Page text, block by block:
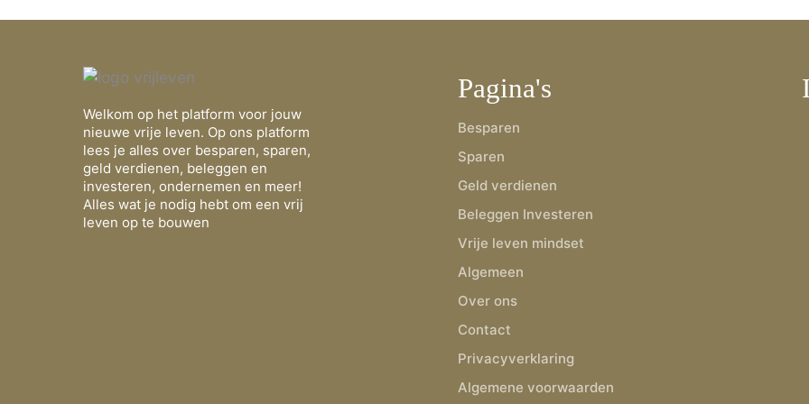
Welkom op het platform voor jouw
nieuwe vrije leven. Op ons platform
lees je alles over besparen, sparen,
geld verdienen, beleggen en
investeren, ondernemen en meer!
Alles wat je nodig hebt om een vrij
leven op te bouwen
Pagina's
Besparen
Sparen
Geld verdienen
Beleggen Investeren
Vrije leven mindset
Algemeen
Over ons
Contact
Privacyverklaring
Algemene voorwaarden